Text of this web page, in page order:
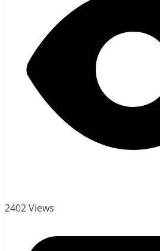
2402 Views